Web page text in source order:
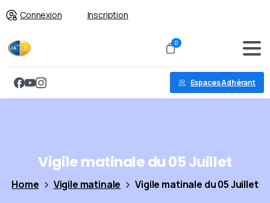
Connexion Inscription
0
Espaces Adhérant
Vigilematinaledu05Juillet
Home Vigile matinale Vigile matinale du 05 Juillet